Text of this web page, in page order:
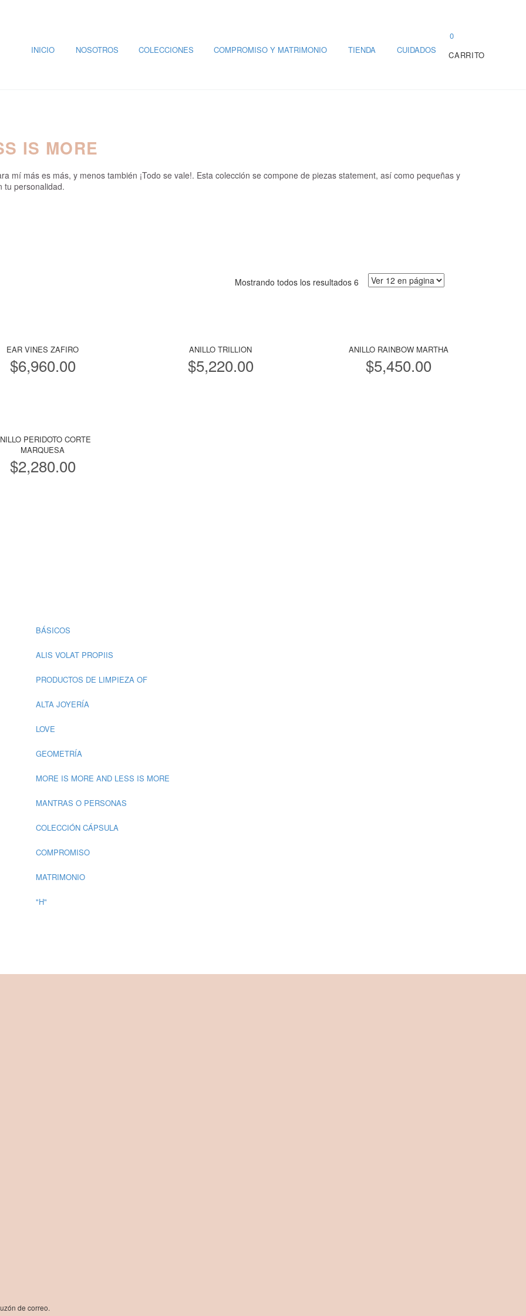
INICIO NOSOTROS COLECCIONES COMPROMISO Y MATRIMONIO TIENDA CUIDADOS
0
CARRITO
IS MORE
mí más es más, y menos también ¡Todo se vale!. Esta colección se compone de piezas statement, así como pequeñas y
tu personalidad.
Mostrando todos los resultados 6
EAR VINES ZAFIRO
$6,960.00
ANILLO TRILLION
$5,220.00
ANILLO RAINBOW MARTHA
$5,450.00
PERIDOTO CORTE
MARQUESA
$2,280.00
BÁSICOS
ALIS VOLAT PROPIIS
PRODUCTOS DE LIMPIEZA OF
ALTA JOYERÍA
LOVE
GEOMETRÍA
MORE IS MORE AND LESS IS MORE
MANTRAS O PERSONAS
COLECCIÓN CÁPSULA
COMPROMISO
MATRIMONIO
"H"
de correo.